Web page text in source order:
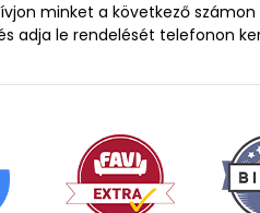
minket a következő számon
adja le rendelését telefonon